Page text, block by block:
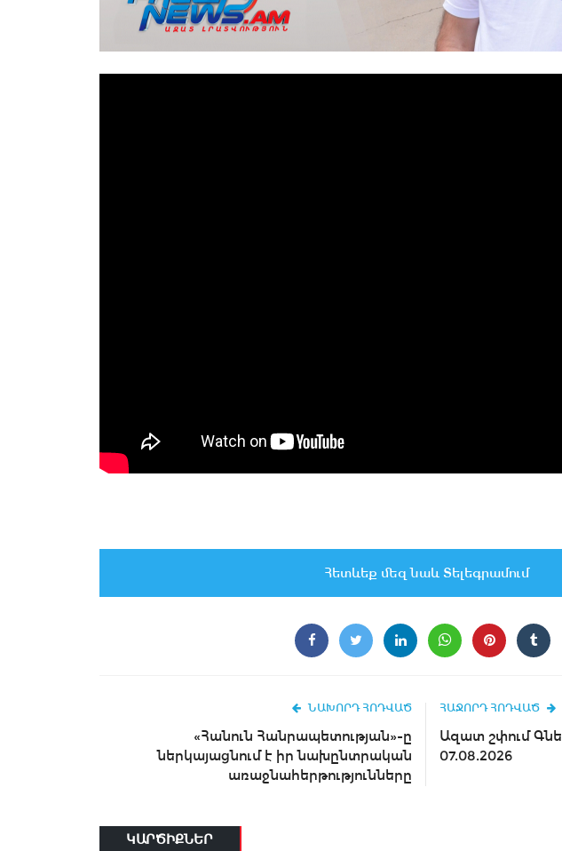
Հետևեք մեզ նաև Տելեգրամում
ՆԱԽՈՐԴ ՀՈԴՎԱԾ
«Հանուն Հանրապետության»-ը
ներկայացնում է իր նախընտրական
առաջնահերթությունները
ՀԱՋՈՐԴ ՀՈԴՎԱԾ
Ազատ շփում
07.08.2026
ԿԱՐԾԻՔՆԵՐ